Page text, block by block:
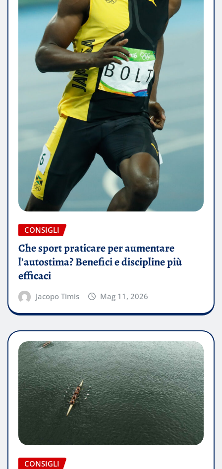
CONSIGLI
Che sport praticare per aumentare
l’autostima? Benefici e discipline più
efficaci
Jacopo Timis Mag 11, 2026
CONSIGLI